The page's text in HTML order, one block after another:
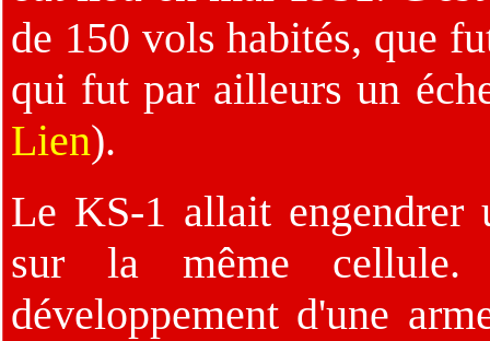
de 150 vols habités, que
qui fut par ailleurs un
Lien).
Le KS-1 allait engendrer
sur la même
développement d'une